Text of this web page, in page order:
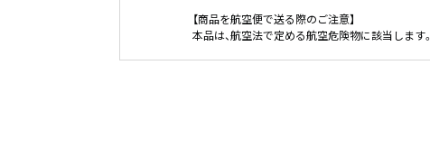
【商品を航空便で送る際のご注意】
本品は、航空法で定める航空危険物に該当します。